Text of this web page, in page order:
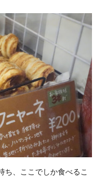
ち、ここでしか食べるこ